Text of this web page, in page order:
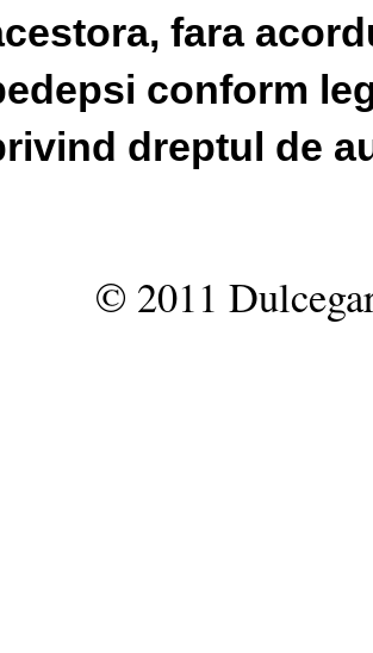
fara
conform
dreptul de
© 2011